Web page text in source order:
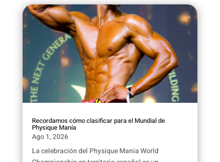
Recordamos cómo clasificar para el Mundial de
Physique Manía
Ago 1, 2026
La celebración del Physique Mania World